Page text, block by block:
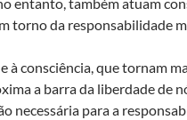
torno da responsabilidade
consciência, que tornam
a barra da liberdade de
necessária para a